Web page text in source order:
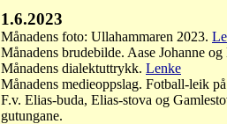
1.6.2023
Månadens foto: Ullahammaren 2023.
Månadens brudebilde. Aase Johanne
Månadens dialektuttrykk. Lenke
Månadens medieoppslag. Fotball-leik
F.v. Elias-buda, Elias-stova og
gutungane.